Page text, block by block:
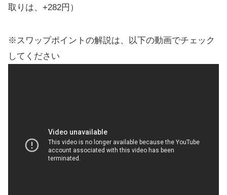
取りは、+282円）
※スワップポイントの解説は、以下の動画でチェック
してください